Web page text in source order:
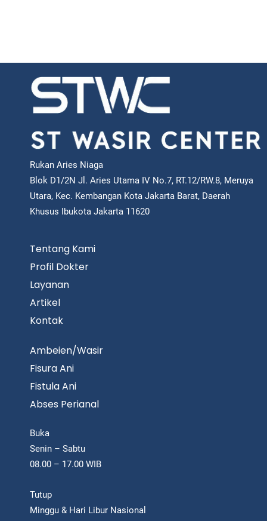
Rukan Aries Niaga
Blok D1/2N Jl. Aries Utama IV No.7, RT.12/RW.8, Meruya
Utara, Kec. Kembangan Kota Jakarta Barat, Daerah
Khusus Ibukota Jakarta 11620
Tentang Kami
Profil Dokter
Layanan
Artikel
Kontak
Ambeien/Wasir
Fisura Ani
Fistula Ani
Abses Perianal
Buka
Senin – Sabtu
08.00 – 17.00 WIB
Tutup
Minggu & Hari Libur Nasional